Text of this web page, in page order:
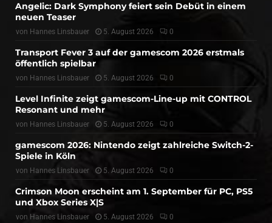
Angelic: Dark Symphony feiert sein Debüt in einem
neuen Teaser
von Hannes Linsbauer 5. August 2026 0
Transport Fever 3 auf der gamescom 2026 erstmals
öffentlich spielbar
von Hannes Linsbauer 5. August 2026 0
Level Infinite zeigt gamescom-Line-up mit CONTROL
Resonant und mehr
von Hannes Linsbauer 5. August 2026 0
gamescom 2026: Nintendo zeigt zahlreiche Switch-2-
Spiele in Köln
von Hannes Linsbauer 5. August 2026 0
Crimson Moon erscheint am 1. September für PC, PS5
und Xbox Series X|S
von Hannes Linsbauer 5. August 2026 0